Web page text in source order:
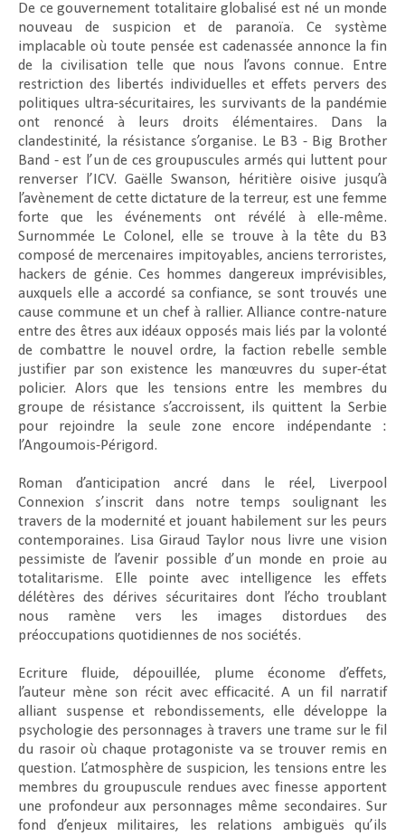
De ce gouvernement totalitaire globalisé est né un monde
nouveau de suspicion et de paranoïa. Ce système
implacable où toute pensée est cadenassée annonce la fin
de la civilisation telle que nous l’avons connue. Entre
restriction des libertés individuelles et effets pervers des
politiques ultra-sécuritaires, les survivants de la pandémie
ont renoncé à leurs droits élémentaires. Dans la
clandestinité, la résistance s’organise. Le B3 - Big Brother
Band - est l’un de ces groupuscules armés qui luttent pour
renverser l’ICV. Gaëlle Swanson, héritière oisive jusqu’à
l’avènement de cette dictature de la terreur, est une femme
forte que les événements ont révélé à elle-même.
Surnommée Le Colonel, elle se trouve à la tête du B3
composé de mercenaires impitoyables, anciens terroristes,
hackers de génie. Ces hommes dangereux imprévisibles,
auxquels elle a accordé sa confiance, se sont trouvés une
cause commune et un chef à rallier. Alliance contre-nature
entre des êtres aux idéaux opposés mais liés par la volonté
de combattre le nouvel ordre, la faction rebelle semble
justifier par son existence les manœuvres du super-état
policier. Alors que les tensions entre les membres du
groupe de résistance s’accroissent, ils quittent la Serbie
pour rejoindre la seule zone encore indépendante :
l’Angoumois-Périgord.
Roman d’anticipation ancré dans le réel, Liverpool
Connexion s’inscrit dans notre temps soulignant les
travers de la modernité et jouant habilement sur les peurs
contemporaines. Lisa Giraud Taylor nous livre une vision
pessimiste de l’avenir possible d’un monde en proie au
totalitarisme. Elle pointe avec intelligence les effets
délétères des dérives sécuritaires dont l’écho troublant
nous ramène vers les images distordues des
préoccupations quotidiennes de nos sociétés.
Ecriture fluide, dépouillée, plume économe d’effets,
l’auteur mène son récit avec efficacité. A un fil narratif
alliant suspense et rebondissements, elle développe la
psychologie des personnages à travers une trame sur le fil
du rasoir où chaque protagoniste va se trouver remis en
question. L’atmosphère de suspicion, les tensions entre les
membres du groupuscule rendues avec finesse apportent
une profondeur aux personnages même secondaires. Sur
fond d’enjeux militaires, les relations ambiguës qu’ils